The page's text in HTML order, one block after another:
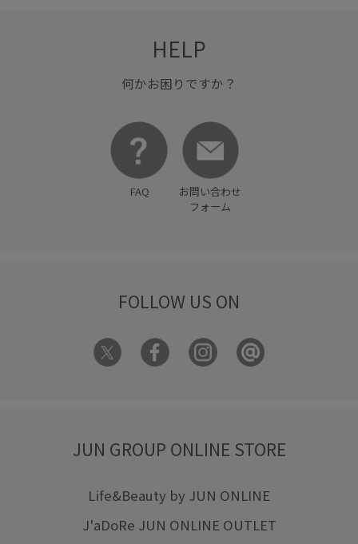
HELP
何かお困りですか？
FAQ
お問い合わせ
フォーム
FOLLOW US ON
JUN GROUP ONLINE STORE
Life&Beauty by JUN ONLINE
J'aDoRe JUN ONLINE OUTLET